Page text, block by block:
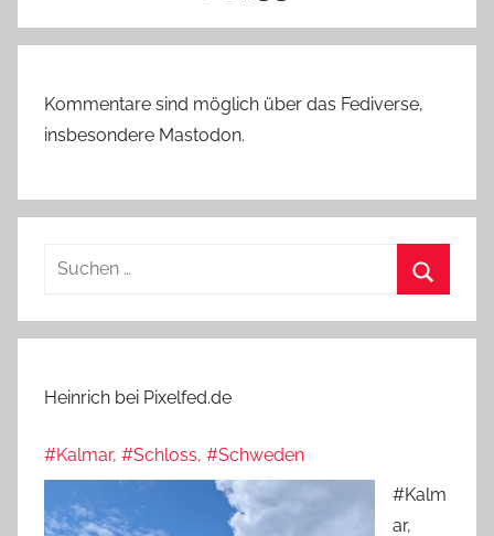
Kommentare sind möglich über das Fediverse,
insbesondere Mastodon.
Suchen
Heinrich bei Pixelfed.de
#Kalmar, #Schloss, #Schweden
#Kalm
ar,